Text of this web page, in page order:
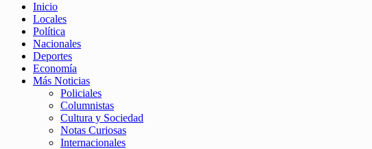
Inicio
Locales
Política
Nacionales
Deportes
Economía
Más Noticias
Policiales
Columnistas
Cultura y Sociedad
Notas Curiosas
Internacionales